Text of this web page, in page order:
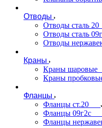
Отводы
Отводы сталь 20
Отводы сталь
Отводы
Краны
Краны шаровые
Краны
Фланцы
Фланцы ст.20
Фланцы 09г2с
Фланцы